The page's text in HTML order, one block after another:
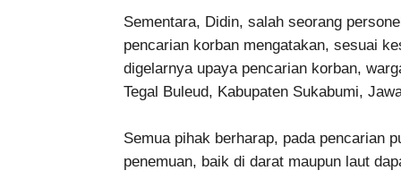
Sementara, Didin, salah seorang
pencarian korban mengatakan, sesuai
digelarnya upaya pencarian korban,
Tegal Buleud, Kabupaten Sukabumi,
Semua pihak berharap, pada pencarian
penemuan, baik di darat maupun laut